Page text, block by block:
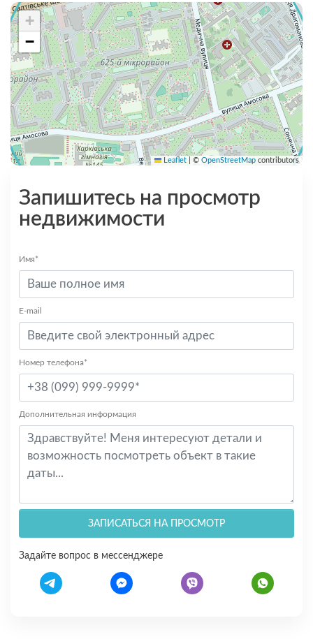
+
−
Leaflet © OpenStreetMap contributors
Запишитесь на просмотр
недвижимости
Имя*
E-mail
Номер телефона*
Дополнительная информация
ЗАПИСАТЬСЯ НА ПРОСМОТР
Задайте вопрос в мессенджере